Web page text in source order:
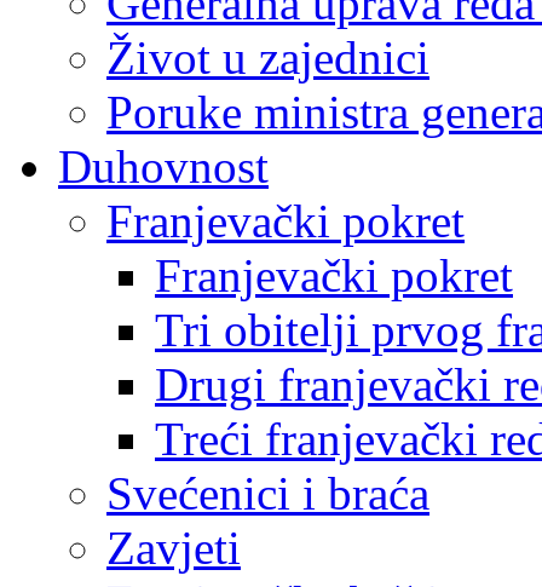
Život u zajednici
Poruke ministra
Duhovnost
Franjevački pokret
Franjevački pokret
Tri obitelji prvog
Drugi franjevački
Treći franjevački
Svećenici i braća
Zavjeti